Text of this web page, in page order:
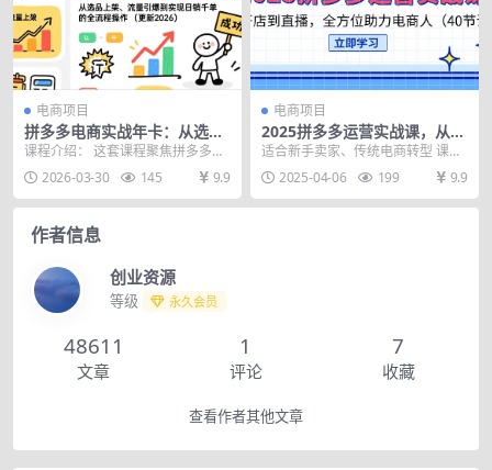
电商项目
拼多多电商实战年卡：从选品
上架、流量引爆到实现日销千
3月）
课程介绍： 这套课程聚焦拼多多实
战运营，从选品到售后全链路覆
盖，毫无保留分享33...
2026-03-30 145 9.9
电商项目
2025拼多多运营实战课，从开
店到直播，全方位助力电商人
适合新手卖家、传统电商转型 课程
内容： 1.2025如何做好拼多多 1ev
(1)...2025-04-06 199 9.9
作者信息
创业资源
等级 永久会员
48611
文章
1
评论
7
收藏
查看作者其他文章